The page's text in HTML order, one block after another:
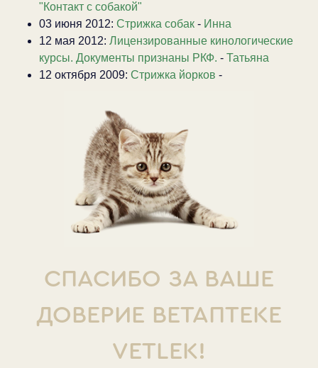
"Контакт с собакой"
03 июня 2012: Стрижка собак - Инна
12 мая 2012: Лицензированные кинологические
курсы. Документы признаны РКФ. - Татьяна
12 октября 2009: Стрижка йорков -
СПАСИБО ЗА ВАШЕ
ДОВЕРИЕ ВЕТАПТЕКЕ
VETLEK!